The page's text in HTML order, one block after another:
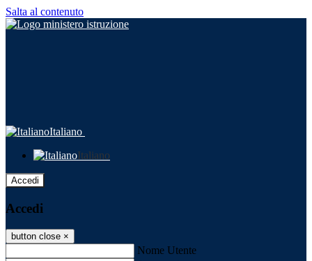
Salta al contenuto
Italiano
Italiano
Accedi
Accedi
button close ×
Nome Utente